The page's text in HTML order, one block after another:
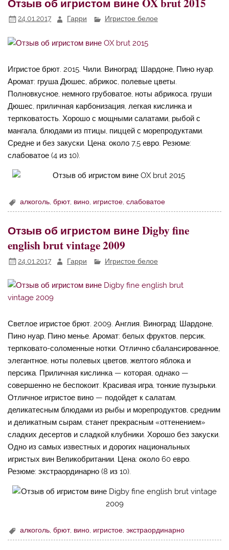
24.01.2017 Гарри Игристое белое
Игристое брют. 2015. Чили. Виноград: Шардоне, Пино нуар.
Аромат: груша Дюшес, абрикос, полевые цветы.
Полновкусное, немного грубоватое, ноты абрикоса, груши
Дюшес, приличная карбонизация, легкая кислинка и
терпковатость. Хорошо с мощными салатами, рыбой с
мангала, блюдами из птицы, пиццей с морепродуктами.
Средне и без закуски. Цена: около 7,5 евро. Резюме:
слабоватое (4 из 10).
алкоголь ,брют, вино игристое ,слабоватое
Отзыв об игристом вине Digby fine
english brut vintage 2009
24.01.2017 Гарри Игристое белое
Светлое игристое брют. 2009. Англия. Виноград: Шардоне,
Пино нуар, Пино менье. Аромат: белых фруктов, персик,
терпковато-соломенные нотки. Отлично сбалансированное,
элегантное, ноты полевых цветов, желтого яблока и
персика. Приличная кислинка — которая, однако —
совершенно не беспокоит. Красивая игра, тонкие пузырьки.
Отличное игристое вино — подойдет к салатам,
деликатесным блюдами из рыбы и морепродуктов, средним
и деликатным сырам, станет прекрасным «оттенением»
сладких десертов и сладкой клубники. Хорошо без закуски.
Одно из самых известных и дорогих национальных
игристых вин Великобритании. Цена: около 60 евро.
Резюме: экстраординарно (8 из 10).
алкоголь ,брют, вино игристое ,экстраординарно